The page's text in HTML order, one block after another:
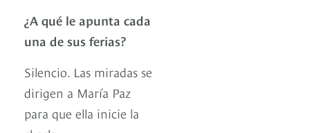
¿A qué le apunta cada
una de sus ferias?
Silencio. Las miradas se
dirigen a María Paz
para que ella inicie la